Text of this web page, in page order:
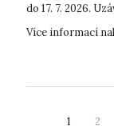
do 17. 7. 2026.
Více informací
1 2